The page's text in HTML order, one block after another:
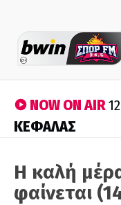
NOW ON AIR
ΚΕΦΑΛΑΣ
Η καλή
φαίνεται